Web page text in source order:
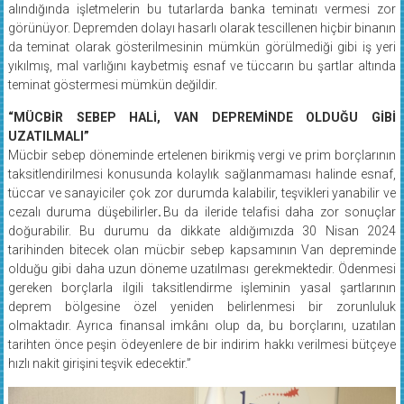
alındığında işletmelerin bu tutarlarda banka teminatı vermesi zor
görünüyor. Depremden dolayı hasarlı olarak tescillenen hiçbir binanın
da teminat olarak gösterilmesinin mümkün görülmediği gibi iş yeri
yıkılmış, mal varlığını kaybetmiş esnaf ve tüccarın bu şartlar altında
teminat göstermesi mümkün değildir.
“MÜCBİR SEBEP HALİ, VAN DEPREMİNDE OLDUĞU GİBİ
UZATILMALI”
Mücbir sebep döneminde ertelenen birikmiş vergi ve prim borçlarının
taksitlendirilmesi konusunda kolaylık sağlanmaması halinde esnaf,
tüccar ve sanayiciler çok zor durumda kalabilir, teşvikleri yanabilir ve
cezalı duruma düşebilirler. Bu da ileride telafisi daha zor sonuçlar
doğurabilir. Bu durumu da dikkate aldığımızda 30 Nisan 2024
tarihinden bitecek olan mücbir sebep kapsamının Van depreminde
olduğu gibi daha uzun döneme uzatılması gerekmektedir. Ödenmesi
gereken borçlarla ilgili taksitlendirme işleminin yasal şartlarının
deprem bölgesine özel yeniden belirlenmesi bir zorunluluk
olmaktadır. Ayrıca finansal imkânı olup da, bu borçlarını, uzatılan
tarihten önce peşin ödeyenlere de bir indirim hakkı verilmesi bütçeye
hızlı nakit girişini teşvik edecektir.”